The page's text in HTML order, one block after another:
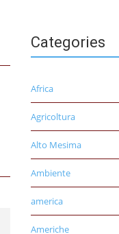
Categories
Africa
Agricoltura
Alto Mesima
Ambiente
america
Americhe